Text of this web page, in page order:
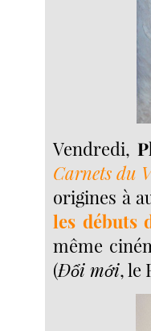
Vendredi,
Carnets du
origines à
les débuts
même
(Đổi mới, le